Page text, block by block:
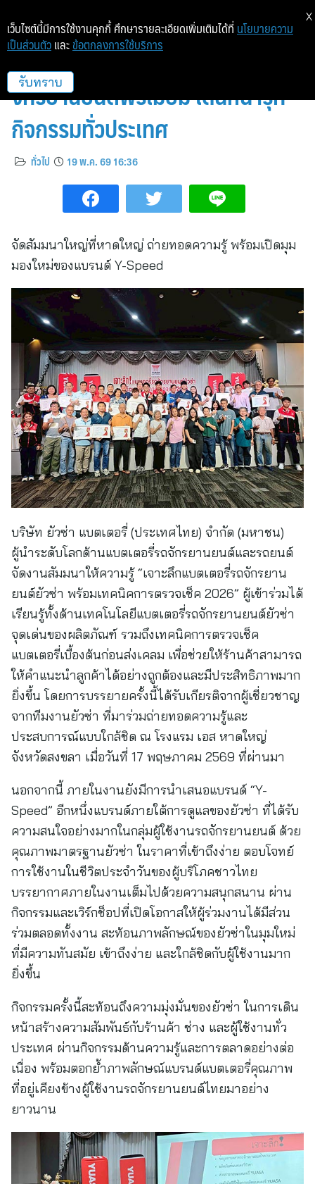
“ยัวซ่า” ตอกย้ำผู้นำแบตเตอรี่รถ
จักรยานยนต์พรีเมี่ยม เดินหน้ารุก
กิจกรรมทั่วประเทศ
ทั่วไป 19 พ.ค. 69 16:36
จัดสัมมนาใหญ่ที่หาดใหญ่ ถ่ายทอดความรู้ พร้อมเปิดมุม
มองใหม่ของแบรนด์ Y-Speed
บริษัท ยัวซ่า แบตเตอรี่ (ประเทศไทย) จำกัด (มหาชน)
ผู้นำระดับโลกด้านแบตเตอรี่รถจักรยานยนต์และรถยนต์
จัดงานสัมมนาให้ความรู้ “เจาะลึกแบตเตอรี่รถจักรยาน
ยนต์ยัวซ่า พร้อมเทคนิคการตรวจเช็ค 2026” ผู้เข้าร่วมได้
เรียนรู้ทั้งด้านเทคโนโลยีแบตเตอรี่รถจักรยานยนต์ยัวซ่า
จุดเด่นของผลิตภัณฑ์ รวมถึงเทคนิคการตรวจเช็ค
แบตเตอรี่เบื้องต้นก่อนส่งเคลม เพื่อช่วยให้ร้านค้าสามารถ
ให้คำแนะนำลูกค้าได้อย่างถูกต้องและมีประสิทธิภาพมาก
ยิ่งขึ้น โดยการบรรยายครั้งนี้ได้รับเกียรติจากผู้เชี่ยวชาญ
จากทีมงานยัวซ่า ที่มาร่วมถ่ายทอดความรู้และ
ประสบการณ์แบบใกล้ชิด ณ โรงแรม เอส หาดใหญ่
จังหวัดสงขลา เมื่อวันที่ 17 พฤษภาคม 2569 ที่ผ่านมา
นอกจากนี้ ภายในงานยังมีการนำเสนอแบรนด์ “Y-
Speed” อีกหนึ่งแบรนด์ภายใต้การดูแลของยัวซ่า ที่ได้รับ
ความสนใจอย่างมากในกลุ่มผู้ใช้งานรถจักรยานยนต์ ด้วย
คุณภาพมาตรฐานยัวซ่า ในราคาที่เข้าถึงง่าย ตอบโจทย์
การใช้งานในชีวิตประจำวันของผู้บริโภคชาวไทย
บรรยากาศภายในงานเต็มไปด้วยความสนุกสนาน ผ่าน
กิจกรรมและเวิร์กช็อปที่เปิดโอกาสให้ผู้ร่วมงานได้มีส่วน
ร่วมตลอดทั้งงาน สะท้อนภาพลักษณ์ของยัวซ่าในมุมใหม่
ที่มีความทันสมัย เข้าถึงง่าย และใกล้ชิดกับผู้ใช้งานมาก
ยิ่งขึ้น
กิจกรรมครั้งนี้สะท้อนถึงความมุ่งมั่นของยัวซ่า ในการเดิน
หน้าสร้างความสัมพันธ์กับร้านค้า ช่าง และผู้ใช้งานทั่ว
ประเทศ ผ่านกิจกรรมด้านความรู้และการตลาดอย่างต่อ
เนื่อง พร้อมตอกย้ำภาพลักษณ์แบรนด์แบตเตอรี่คุณภาพ
ที่อยู่เคียงข้างผู้ใช้งานรถจักรยานยนต์ไทยมาอย่าง
ยาวนาน
เว็บไซต์นี้มีการใช้งานคุกกี้ ศึกษารายละเอียดเพิ่มเติมได้ที่ นโยบายความ
เป็นส่วนตัว และ ข้อตกลงการใช้บริการ
รับทราบ
X